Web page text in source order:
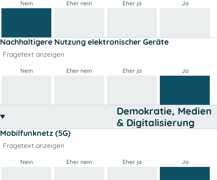
Nein Eher nein Eher ja Ja
Nachhaltigere Nutzung elektronischer Geräte
Fragetext anzeigen
Nein Eher nein Eher ja Ja
Demokratie, Medien
& Digitalisierung
Mobilfunknetz (5G)
Fragetext anzeigen
Nein Eher nein Eher ja Ja